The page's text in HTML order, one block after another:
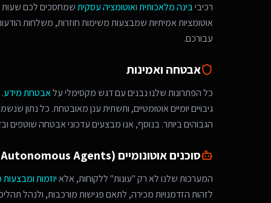
רכיביבינה מלאכותיתואוטומציה עסקיתשמחסכים לכם שעות
אוטומציות אמיתיות שמבצעות משימות חוזרות, משלחות
עבורכם.
אבטחה ואמינות
כל הפתרונות שלנו נבנים עם דגש מקסימלי עלאבטחת מידע
גיבויים יומיים אוטומטיים, ותשתית ענן מאובטחת. כל נתון
הגבוהים ביותר. בנוסף, אנו מבצעים עדכוני אבטחה שוטפים
סוכנים אוטונומיים (Autonomous Agents)
המערכות שלנו לא רק "עונות" ללקוחות, אלאיוזמות